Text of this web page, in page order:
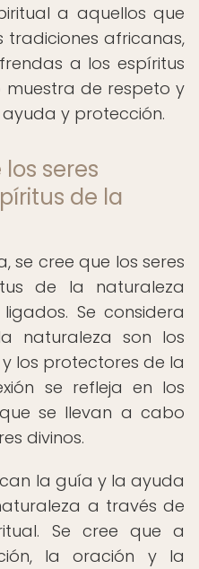
a aquellos que
tradiciones africanas,
a los espíritus
de respeto y
y protección.
seres
de la
se cree que los seres
de la naturaleza
Se considera
naturaleza son los
los protectores de la
se refleja en los
se llevan a cabo
divinos.
la guía y la ayuda
a través de
Se cree que a
la oración y la